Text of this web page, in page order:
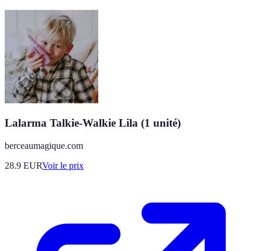
Lalarma Talkie-Walkie Lila (1 unité)
berceaumagique.com
28.9 EURVoir le prix